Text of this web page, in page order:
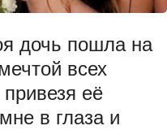
дочь пошла на
всех
её
в глаза и